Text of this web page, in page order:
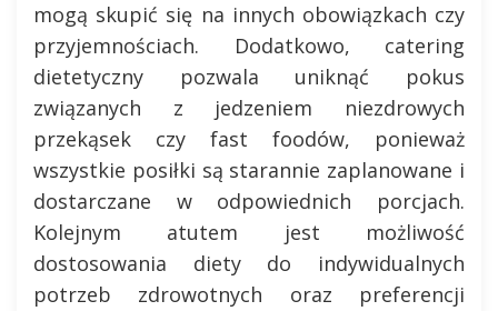
mogą skupić się na innych obowiązkach czy
przyjemnościach. Dodatkowo, catering
dietetyczny pozwala uniknąć pokus
związanych z jedzeniem niezdrowych
przekąsek czy fast foodów, ponieważ
wszystkie posiłki są starannie zaplanowane i
dostarczane w odpowiednich porcjach.
Kolejnym atutem jest możliwość
dostosowania diety do indywidualnych
potrzeb zdrowotnych oraz preferencji